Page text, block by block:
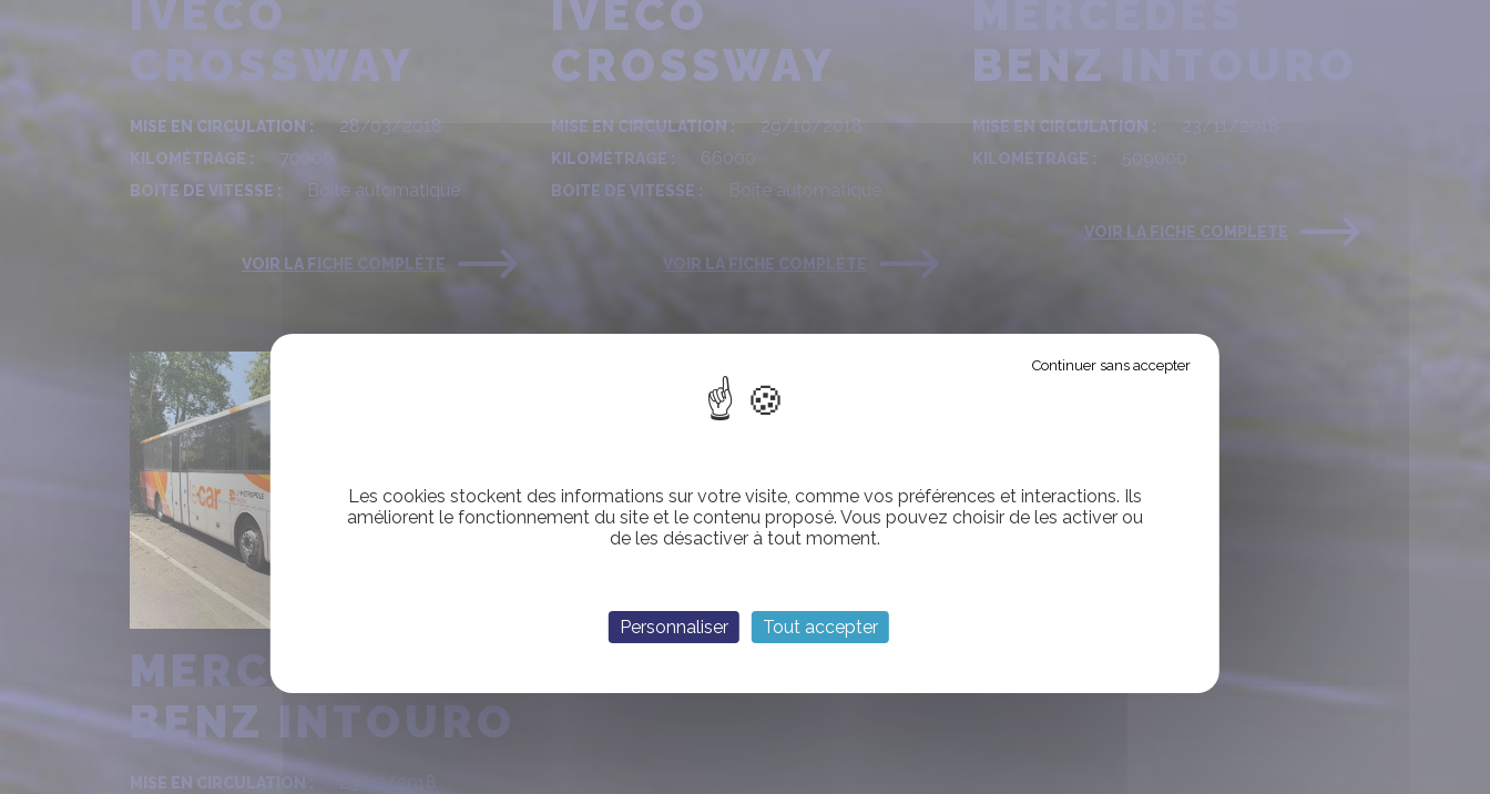
IVECO
CROSSWAY
MISE EN CIRCULATION : 28/03/2018
KILOMÉTRAGE : 70000
BOITE DE VITESSE : Boîte automatique
VOIR LA FICHE COMPLÈTE
IVECO
CROSSWAY
MISE EN CIRCULATION : 29/10/2018
KILOMÉTRAGE : 66000
BOITE DE VITESSE : Boîte automatique
VOIR LA FICHE COMPLÈTE
BENZ INTOURO
MISE EN CIRCULATION : 23/11/2018
KILOMÉTRAGE : 509000
VOIR LA FICHE COMPLÈTE
MERCEDES
BENZ INTOURO
MISE EN CIRCULATION : 23/11/2018
Les cookies stockent des informations sur votre visite, comme vos préférences et interactions. Ils
améliorent le fonctionnement du site et le contenu proposé. Vous pouvez choisir de les activer ou
de les désactiver à tout moment.
Tout accepter
Personnaliser